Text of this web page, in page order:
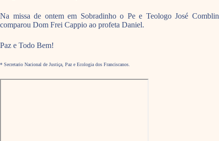
Na missa de ontem em Sobradinho o Pe e Teologo José Comblin
comparou Dom Frei Cappio ao profeta Daniel.
Paz e Todo Bem!
* Secretario Nacional de Justiça, Paz e Ecologia dos Franciscanos.